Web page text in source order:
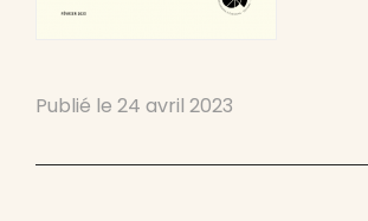
Publié le 24 avril 2023